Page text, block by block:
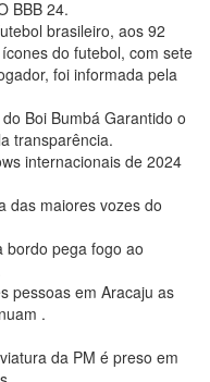
BBB 24.
brasileiro, aos 92
do futebol, com sete
foi informada pela
Boi Bumbá Garantido o
transparência.
internacionais de 2024
das maiores vozes do
bordo pega fogo ao
pessoas em Aracaju as
.
da PM é preso em